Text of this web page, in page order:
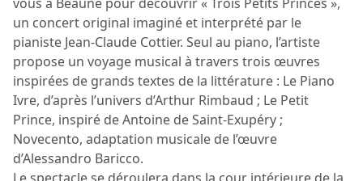
un concert original imaginé et interprété par le
pianiste Jean-Claude Cottier. Seul au piano, l’artiste
propose un voyage musical à travers trois œuvres
inspirées de grands textes de la littérature : Le Piano
Ivre, d’après l’univers d’Arthur Rimbaud ; Le Petit
Prince, inspiré de Antoine de Saint-Exupéry ;
Novecento, adaptation musicale de l’œuvre
d’Alessandro Baricco.